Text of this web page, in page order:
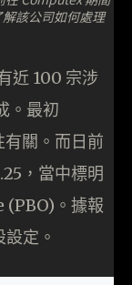
該公司如何處理
近 100 宗涉
。最初
關。而日前
，當中標明
。據報
定。